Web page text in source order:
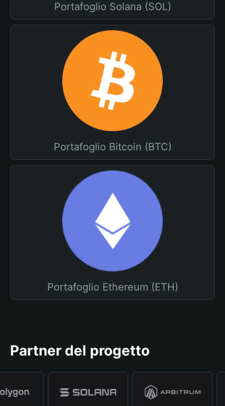
Portafoglio Solana (SOL)
Portafoglio Bitcoin (BTC)
Portafoglio Ethereum (ETH)
Partner del progetto